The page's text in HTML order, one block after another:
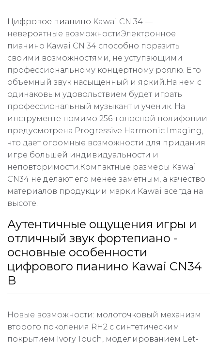
Цифровое пианино Kawai CN 34 —
невероятные возможностиЭлектронное
пианино Kawai CN 34 способно поразить
своими возможностями, не уступающими
профессиональному концертному роялю. Его
объемный звук насыщенный и яркий.На нем с
одинаковым удовольствием будет играть
профессиональный музыкант и ученик. На
инструменте помимо 256-голосной полифонии
предусмотрена Progressive Harmonic Imaging,
что дает огромные возможности для придания
игре большей индивидуальности и
неповторимости.Компактные размеры Kawai
CN34 не делают его менее заметным, а качество
материалов продукции марки Kawai всегда на
высоте.
Аутентичные ощущения игры и
отличный звук фортепиано -
основные особенности
цифрового пианино Kawai CN34
B
Новые возможности: молоточковый механизм
второго поколения RH2 с синтетическим
покрытием Ivory Touch, моделированием Let-